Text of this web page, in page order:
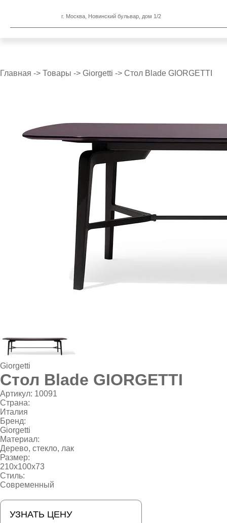
г. Москва, Новинский бульвар, дом 1/2
Главная -> Товары -> Giorgetti -> Стол Blade GIORGETTI
Giorgetti
Стол Blade GIORGETTI
Артикул: 10091
Страна:
Италия
Бренд:
Giorgetti
Материал:
Дерево, стекло, лак
Размер:
210x100x73
Стиль:
Современный
УЗНАТЬ ЦЕНУ